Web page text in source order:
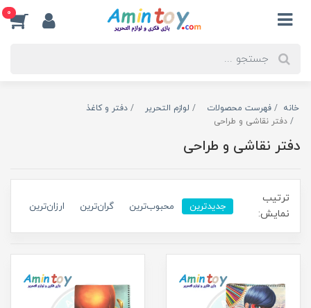
0
خانه فهرست محصولات لوازم التحریر
دفتر و کاغذ
دفتر نقاشی و طراحی
دفتر نقاشی و طراحی
ترتیب
نمایش:
جدیدترین محبوب‌ترین گران‌ترین ارزان‌ترین